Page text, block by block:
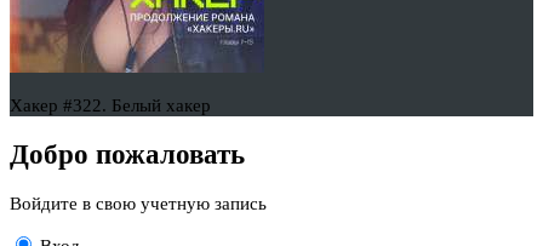
Хакер #322. Белый хакер
Добро пожаловать
Войдите в свою учетную запись